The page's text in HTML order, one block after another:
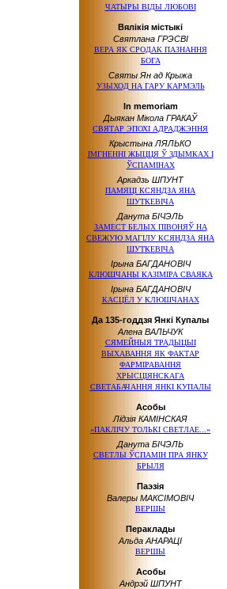
ЧАТЫРЫ ВІДЫ ЛЮБОВІ
Вялікія містыкі
Святлана ГРЭСВІ
ВЕРА ЯК СРОДАК ПАЗНАННЯ
БОГА
Святы Ян ад Крыжа
УЗЫХОД НА ГАРУ КАРМЭЛЬ
In memoriam
Дыякан Мікола ГРАКАЎ
СВЯТАР ЭПОХІ АДРАДЖЭННЯ
Крыстына ЛЯЛЬКО
ІМГНЕННІ ЖЫЦЦЯ Ў ЗДЫМКАХ І
ЎСПАМІНАХ
Аркадзь ШПУНТ
ПАМЯЦІ КСЯНДЗА ЯНА
ШУТКЕВІЧА
Данута БІЧЭЛЬ
ЗАМЕСТ БЕЛЫХ ПІВОНЯЎ НА
СВЕЖУЮ МАГІЛУ КСЯНДЗА ЯНА
ШУТКЕВІЧА
Ірына БАГДАНОВІЧ
КЛЮШЧАНЫ КАЗІМІРА СВАЯКА
Ірына БАГДАНОВІЧ
КАСЦЁЛ У КЛЮШЧАНАХ
Да 135-годдзя Янкі Купалы
Алена ВАЛЬЧУК
СЯМЕЙНЫЯ ТРАДЫЦЫІ
ВЫХАВАННЯ ЯК ФАКТАР
ФАРМІРАВАННЯ
ХРЫСЦІЯНСКАГА
СВЕТАБАЧАННЯ ЯНКІ КУПАЛЫ
Асобы
Лідзія КАМІНСКАЯ
«ПАКЛІЧУ ТОЛЬКІ СВЕТЛАЕ...»
Данута БІЧЭЛЬ
СВЕТЛЫ ЎСПАМІН ПРА ЯНКУ
БРЫЛЯ
Паэзія
Валеры МАКСІМОВІЧ
ВЕРШЫ
Пераклады
Альда АНАРАЦІ
ВЕРШЫ
Асобы
Андрэй ШПУНТ